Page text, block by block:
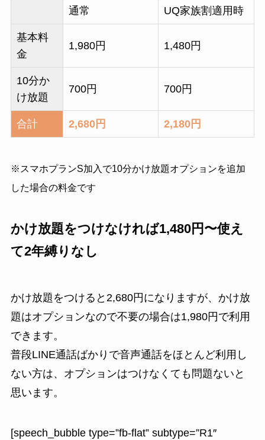
通常 UQ家族割適用時
基本料
金
1,980円 1,480円
10分か
け放題
700円 700円
合計 2,680円 2,180円
※スマホプランS加入で10分かけ放題オプションを追加
した場合の料金です
かけ放題をつけなければ1,480円〜使え
て2年縛りなし
かけ放題をつけると2,680円になりますが、かけ放
題はオプションなので不要の場合は1,980円で利用
できます。
普段LINE通話ばかりで音声通話をほとんど利用し
ない方は、オプションはつけなくても問題ないと
思います。
[speech_bubble type=”fb-flat” subtype=”R1″